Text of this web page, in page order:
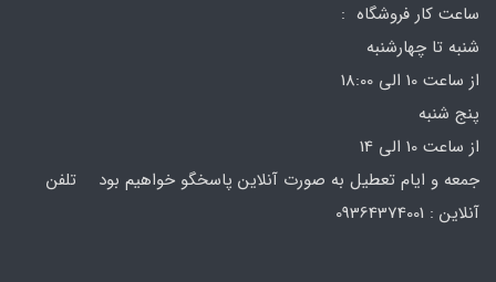
ساعت کار فروشگاه :
شنبه تا چهارشنبه
از ساعت 10 الی 18:00
پنج شنبه
از ساعت 10 الی 14
جمعه و ایام تعطیل به صورت آنلاین پاسخگو خواهیم بود تلفن